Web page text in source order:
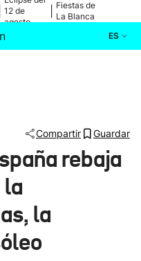
12 de
agosto
Fiestas de
La Blanca
ES
Compartir Guardar
rebaja
la
la